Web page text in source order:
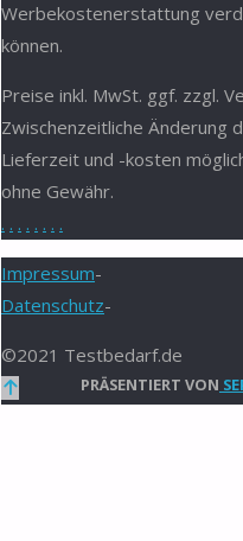
Werbekostenerstattung
können.
Preise inkl. MwSt. ggf. zzgl.
Zwischenzeitliche Änderung
Lieferzeit und -kosten
ohne Gewähr.
. . . . . . . .
Impressum-
Datenschutz-
©2021 Testbedarf.de
PRÄSENTIERT VON
Zurück